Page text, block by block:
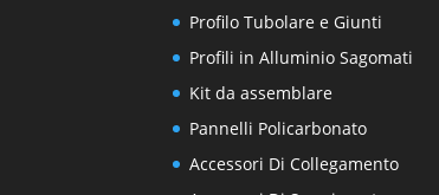
Profilo Tubolare e Giunti
Profili in Alluminio Sagomati
Kit da assemblare
Pannelli Policarbonato
Accessori Di Collegamento